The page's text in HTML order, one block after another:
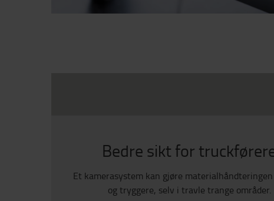
Bedre sikt for
Et kamerasystem kan gjøre
og tryggere, selv i travle trange områder.